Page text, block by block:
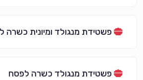
פשטידת מנגולד ומיונית כשרה
פשטידת מנגולד כשרה לפסח